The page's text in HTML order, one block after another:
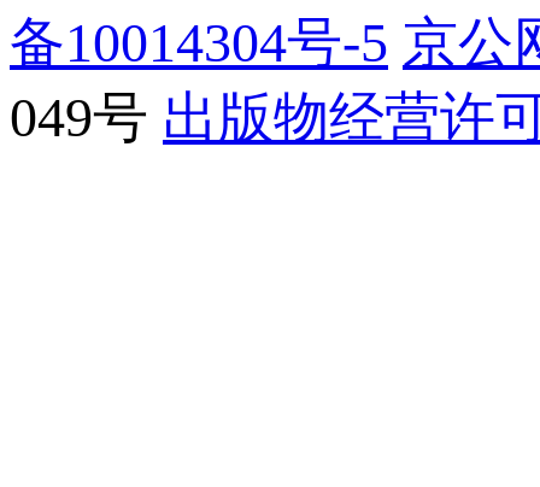
备10014304号-5 京公
049号 出版物经营许